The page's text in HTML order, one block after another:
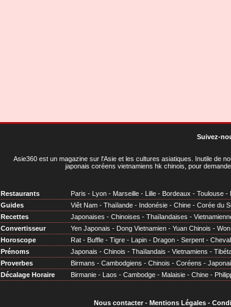
Suivez-
Asie360 est un magazine sur l'Asie et les cultures asiatiques . Inutile de
japonais coréens vietnamiens hk chinois, pour
Restaurants Paris - Lyon - Marseille - Lille - Bordeaux - Toulouse -
Guides
Viêt Nam - Thaïlande - Indonésie - Chine - Corée du
Recettes
Japonaises - Chinoises - Thaïlandaises -
Convertisseur
Yen Japonais - Dong Vietnamien - Yuan Chinois -
Horoscope
Rat - Buffle - Tigre - Lapin - Dragon - Serpent - Cheval
Prénoms
Japonais - Chinois - Thaïlandais - Vietnamiens -
Proverbes
Birmans - Cambodgiens - Chinois - Coréens -
Décalage Horaire
Birmanie - Laos - Cambodge - Malaisie - Chine -
Nous contacter- Mentions Légales-